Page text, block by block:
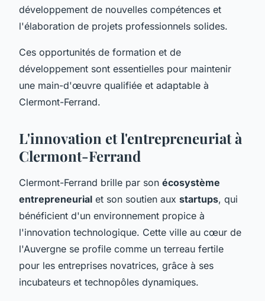
développement de nouvelles compétences et
l'élaboration de projets professionnels solides.
Ces opportunités de formation et de
développement sont essentielles pour maintenir
une main-d'œuvre qualifiée et adaptable à
Clermont-Ferrand.
L'innovation et l'entrepreneuriat à
Clermont-Ferrand
Clermont-Ferrand brille par son écosystème
entrepreneurial et son soutien aux startups, qui
bénéficient d'un environnement propice à
l'innovation technologique. Cette ville au cœur de
l'Auvergne se profile comme un terreau fertile
pour les entreprises novatrices, grâce à ses
incubateurs et technopôles dynamiques.